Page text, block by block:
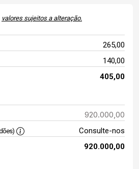
valores sujeitos a alteração.
265,00
140,00
405,00
920.000,00
Consulte-nos
920.000,00